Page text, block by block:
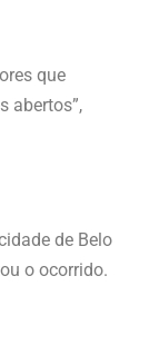
que
abertos”,
de Belo
o ocorrido.